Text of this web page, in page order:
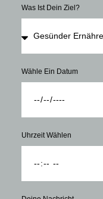
Was Ist Dein Ziel?
Wähle Ein Datum
Uhrzeit Wählen